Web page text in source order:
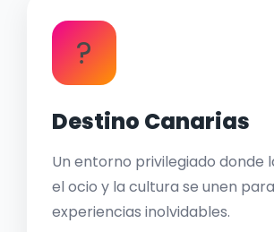
?
Destino Canarias
Un entorno privilegiado donde
el ocio y la cultura se unen
experiencias inolvidables.